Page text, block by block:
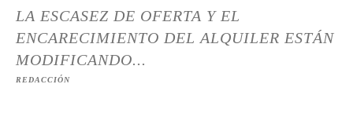
LA ESCASEZ DE OFERTA Y EL
ENCARECIMIENTO DEL ALQUILER ESTÁN
MODIFICANDO...
REDACCIÓN